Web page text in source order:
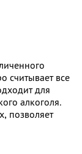
считывает все
для
алкоголя.
позволяет